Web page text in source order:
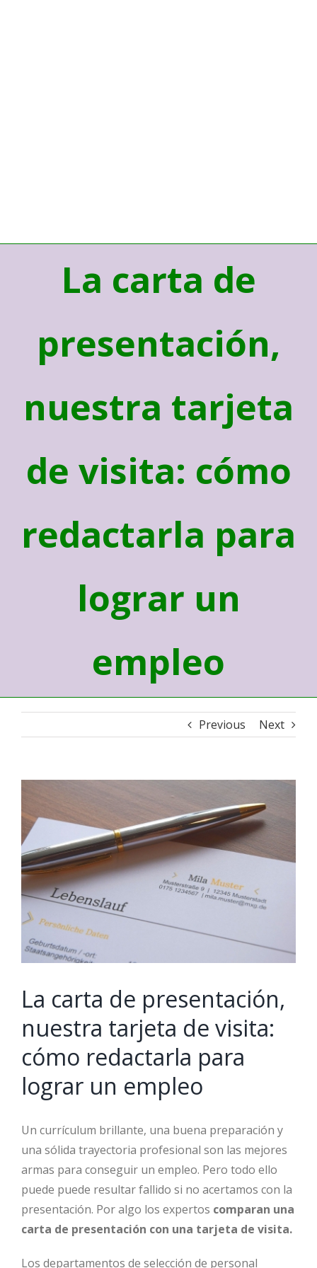
La carta de
presentación,
nuestra tarjeta
de visita: cómo
redactarla para
lograr un
empleo
Previous Next
Larger
Image
La carta de presentación,
nuestra tarjeta de visita:
cómo redactarla para
lograr un empleo
Un currículum brillante, una buena preparación y
una sólida trayectoria profesional son las mejores
armas para conseguir un empleo. Pero todo ello
puede puede resultar fallido si no acertamos con la
presentación. Por algo los expertos comparan una
carta de presentación con una tarjeta de visita.
Los departamentos de selección de personal